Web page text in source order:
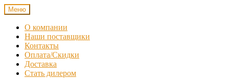
Меню
О компании
Наши поставщики
Контакты
Оплата/Скидки
Доставка
Стать дилером